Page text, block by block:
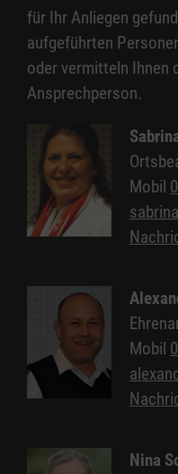
möglich erleben
für Ihr Anliegen
aufgeführten
oder vermitteln Ihnen
Ansprechperson.
Mobil
Mobil
Nina